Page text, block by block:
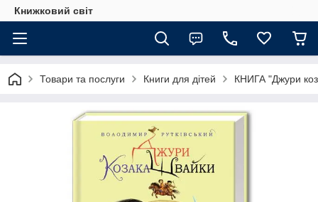
Книжковий світ
Товари та послуги Книги для дітей КНИГА "Джури